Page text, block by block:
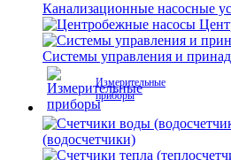
Канализационные насосные
Системы управления и
Измерительные
приборы
(водосчетчики)